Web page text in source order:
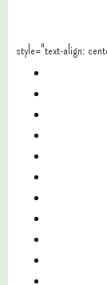
style="text-align: